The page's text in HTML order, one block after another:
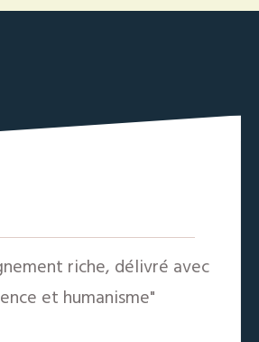
riche, délivré avec
et humanisme"